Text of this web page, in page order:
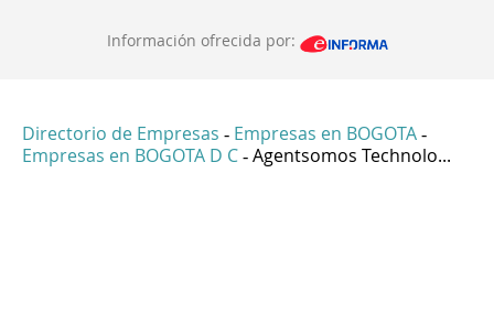
Información ofrecida por:
Directorio de Empresas - Empresas en BOGOTA -
Empresas en BOGOTA D C - Agentsomos Technolo...